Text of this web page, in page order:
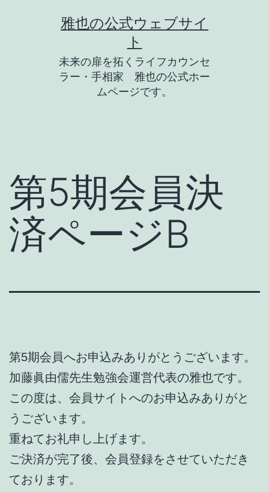
雅也の公式ウェブサイ
ト
未来の扉を拓くライフカウンセ
ラー・手相家 雅也の公式ホー
ムページです。
第5期会員決
済ページB
第5期会員へお申込みありがとうございます。
加藤眞由儒先生勉強会運営代表の雅也です。
この度は、会員サイトへのお申込みありがと
うございます。
重ねてお礼申し上げます。
ご決済が完了後、会員登録をさせていただき
ております。